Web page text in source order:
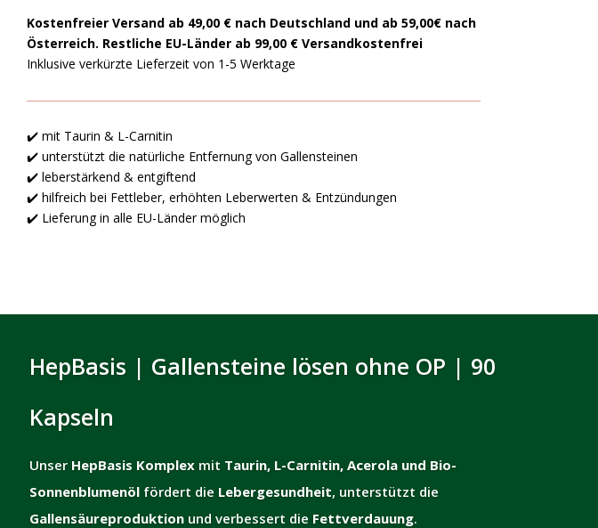
Kostenfreier Versand ab 49,00 € nach Deutschland und ab 59,00€ nach
Österreich. Restliche EU-Länder ab 99,00 € Versandkostenfrei
Inklusive verkürzte Lieferzeit von 1-5 Werktage
✔️ mit Taurin & L-Carnitin
✔️ unterstützt die natürliche Entfernung von Gallensteinen
✔️ leberstärkend & entgiftend
✔️ hilfreich bei Fettleber, erhöhten Leberwerten & Entzündungen
✔️ Lieferung in alle EU-Länder möglich
HepBasis | Gallensteine lösen ohne OP | 90
Kapseln
Unser HepBasis Komplexmit Taurin, L-Carnitin, Acerola und Bio-
Sonnenblumenölfördert die Lebergesundheit, unterstützt die
Gallensäureproduktionund verbessert die Fettverdauung.